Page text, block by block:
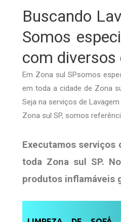
Buscando
Somos
com diversos
Em Zona sul SPsomos
em toda a cidade de Zona
Seja na serviços de
Zona sul SP, somos
Executamos serviços
toda Zona sul SP.
produtos inflamáveis